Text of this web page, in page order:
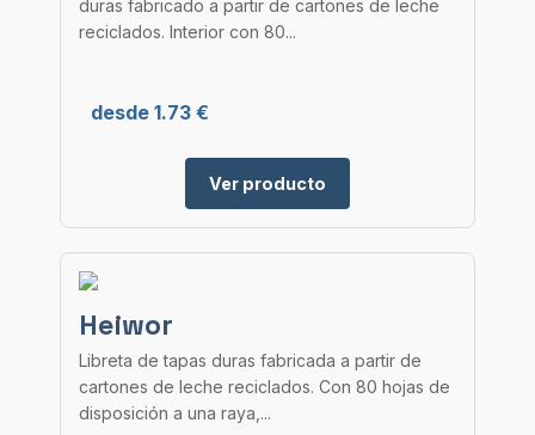
duras fabricado a partir de cartones de leche
reciclados. Interior con 80...
desde 1.73 €
Ver producto
Heiwor
Libreta de tapas duras fabricada a partir de
cartones de leche reciclados. Con 80 hojas de
disposición a una raya,...